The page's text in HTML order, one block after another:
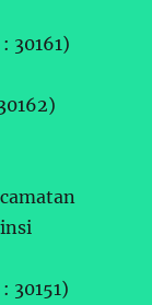
30161)
30151)